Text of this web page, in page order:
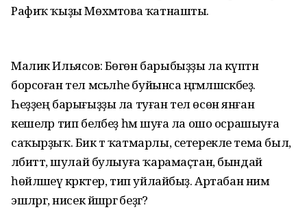
Рафиҡ ҡыҙы Мөхәмәтова ҡатнашты.
Малик Ильясов: Бөгөн барыбыҙҙы ла күптән
борсоған тел мәсьәләһе буйынса әңгәмәләшәсәкбеҙ.
Һеҙҙең барығыҙҙы ла туған тел өсөн янған
кешеләр тип беләбеҙ һәм шуға ла ошо осрашыуға
саҡырҙыҡ. Бик тә ҡатмарлы, сетерекле тема был,
әлбиттә, шулай булыуға ҡарамаҫтан, бындай
һөйләшеү кәрәктер, тип уйлайбыҙ. Артабан нимә
эшләргә, нисек йәшәргә беҙгә?